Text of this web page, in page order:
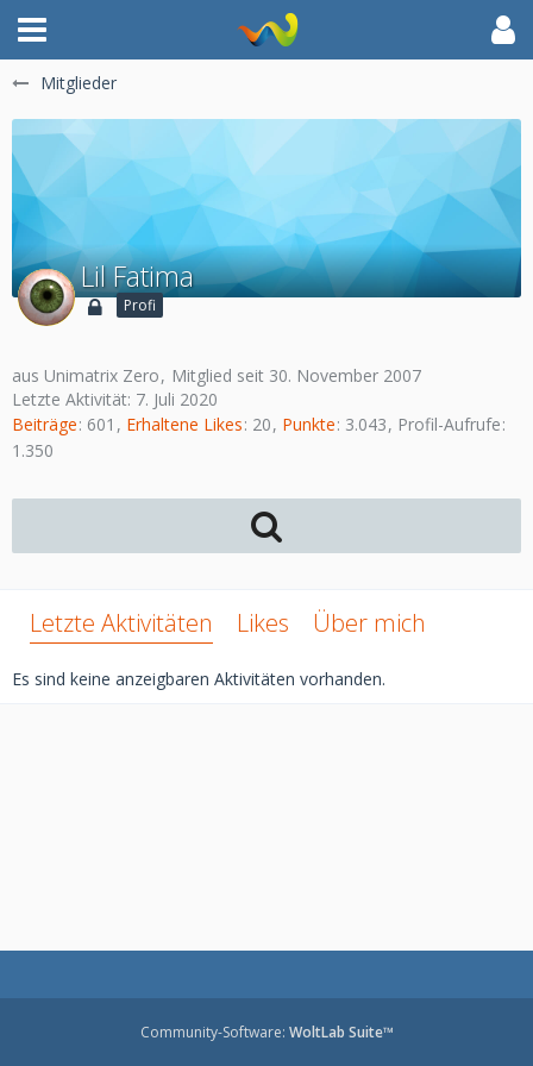
Mitglieder
Lil Fatima
Profi
aus Unimatrix Zero
Mitglied seit 30. November 2007
Letzte Aktivität: 7. Juli 2020
Beiträge 601 Erhaltene Likes 20 Punkte 3.043
Profil-Aufrufe
1.350
Letzte Aktivitäten Likes Über mich
Es sind keine anzeigbaren Aktivitäten vorhanden.
Community-Software: WoltLab Suite™